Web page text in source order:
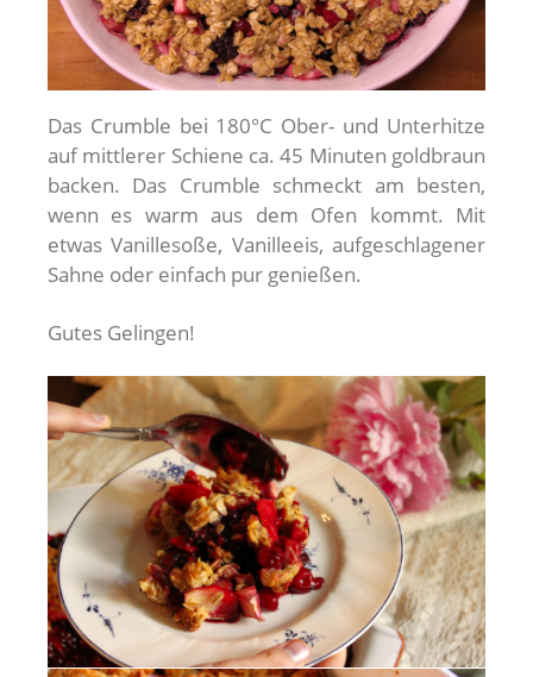
Das Crumble bei 180°C Ober- und Unterhitze
auf mittlerer Schiene ca. 45 Minuten goldbraun
backen. Das Crumble schmeckt am besten,
wenn es warm aus dem Ofen kommt. Mit
etwas Vanillesoße, Vanilleeis, aufgeschlagener
Sahne oder einfach pur genießen.
Gutes Gelingen!